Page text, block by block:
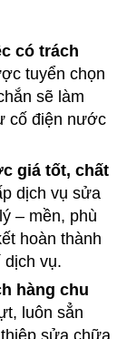
có trách
tuyển chọn
sẽ làm
cố điện nước
giá tốt, chất
dịch vụ sửa
– mền, phù
hoàn thành
vụ.
hàng chu
luôn sẳn
sửa chữa